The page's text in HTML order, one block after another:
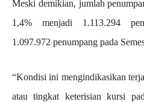
Meski demikian, jumlah
1,4% menjadi 1.113.294
1.097.972 penumpang pada
“Kondisi ini mengindikasikan
atau tingkat keterisian kursi